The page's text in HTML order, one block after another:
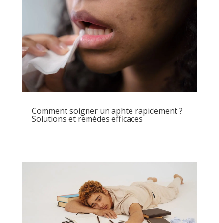
Comment soigner un aphte rapidement ?
Solutions et remèdes efficaces